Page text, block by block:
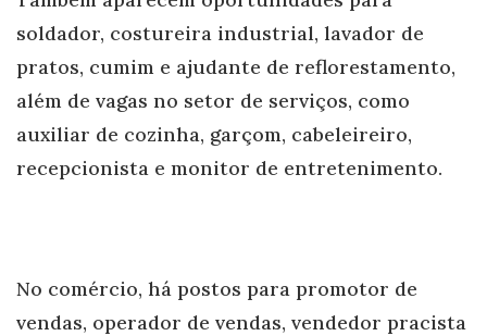
soldador, costureira industrial, lavador de
pratos, cumim e ajudante de reflorestamento,
além de vagas no setor de serviços, como
auxiliar de cozinha, garçom, cabeleireiro,
recepcionista e monitor de entretenimento.
No comércio, há postos para promotor de
vendas, operador de vendas, vendedor pracista